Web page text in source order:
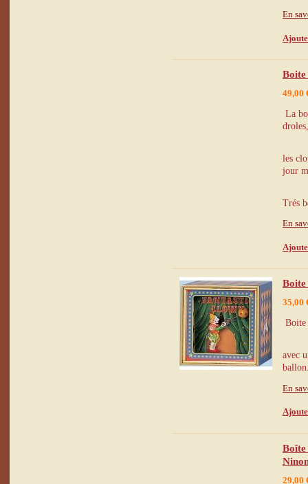
En
49,00
La
droles,
les
jour
Trés
En
35,00
Boite
avec
En
Boîte
29,00